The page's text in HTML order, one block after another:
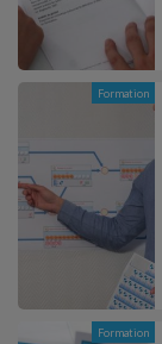
Formation
Formation